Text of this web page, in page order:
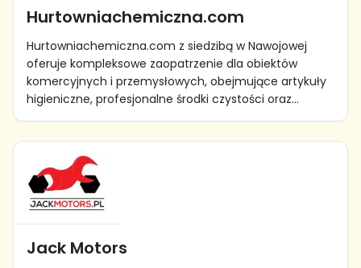
Hurtowniachemiczna.com
Hurtowniachemiczna.com z siedzibą w Nawojowej
oferuje kompleksowe zaopatrzenie dla obiektów
komercyjnych i przemysłowych, obejmujące artykuły
higieniczne, profesjonalne środki czystości oraz...
Jack Motors